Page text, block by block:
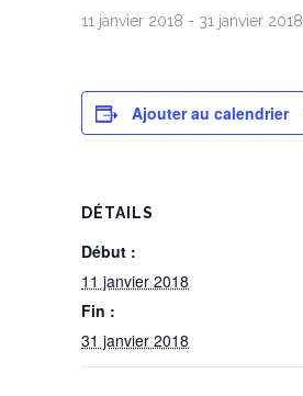
11 janvier 2018 - 31 janvier 2018
Ajouter au calendrier
DÉTAILS
Début :
11 janvier 2018
Fin :
31 janvier 2018